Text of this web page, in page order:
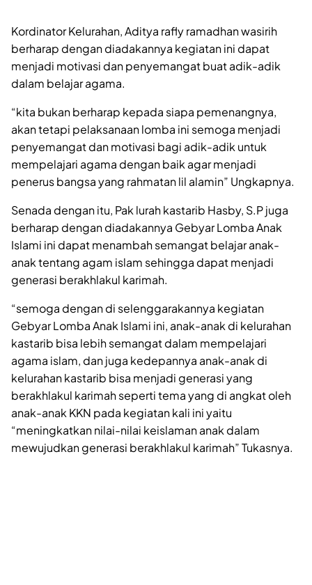
Kordinator Kelurahan, Aditya rafly ramadhan wasirih
berharap dengan diadakannya kegiatan ini dapat
menjadi motivasi dan penyemangat buat adik-adik
dalam belajar agama.
“kita bukan berharap kepada siapa pemenangnya,
akan tetapi pelaksanaan lomba ini semoga menjadi
penyemangat dan motivasi bagi adik-adik untuk
mempelajari agama dengan baik agar menjadi
penerus bangsa yang rahmatan lil alamin” Ungkapnya.
Senada dengan itu, Pak lurah kastarib Hasby, S.P juga
berharap dengan diadakannya Gebyar Lomba Anak
Islami ini dapat menambah semangat belajar anak-
anak tentang agam islam sehingga dapat menjadi
generasi berakhlakul karimah.
“semoga dengan di selenggarakannya kegiatan
Gebyar Lomba Anak Islami ini, anak-anak di kelurahan
kastarib bisa lebih semangat dalam mempelajari
agama islam, dan juga kedepannya anak-anak di
kelurahan kastarib bisa menjadi generasi yang
berakhlakul karimah seperti tema yang di angkat oleh
anak-anak KKN pada kegiatan kali ini yaitu
“meningkatkan nilai-nilai keislaman anak dalam
mewujudkan generasi berakhlakul karimah” Tukasnya.